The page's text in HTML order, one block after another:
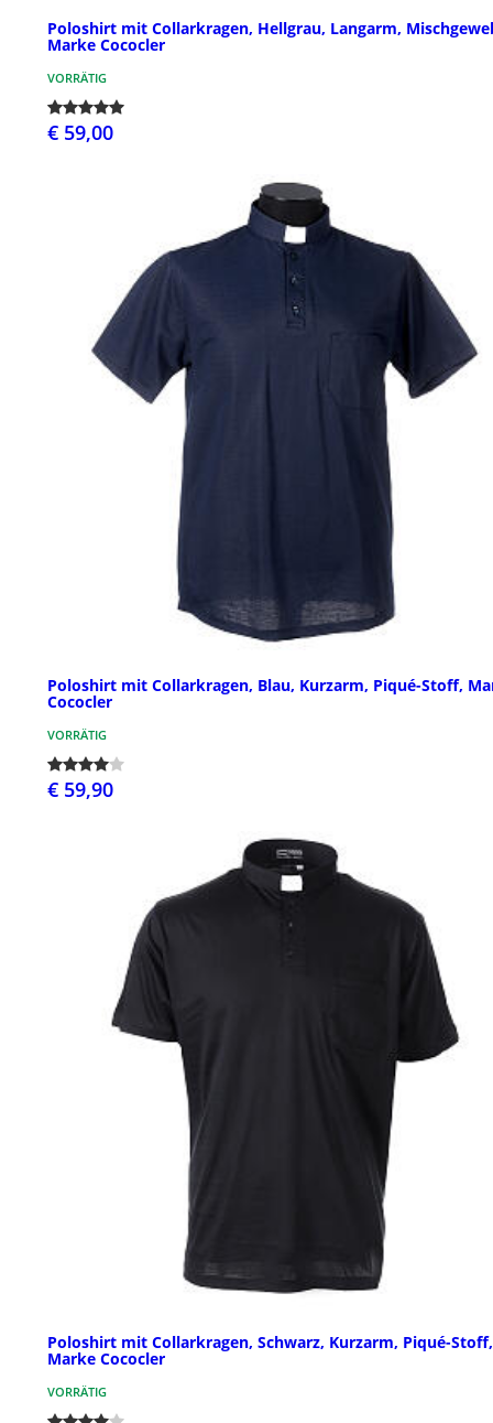
Poloshirt mit Collarkragen, Hellgrau, Langarm,
Marke Cococler
VORRÄTIG
€ 59,00
Poloshirt mit Collarkragen, Blau, Kurzarm, Piqué-Stoff,
Cococler
VORRÄTIG
€ 59,90
Poloshirt mit Collarkragen, Schwarz, Kurzarm, Piqué-Stoff,
Marke Cococler
VORRÄTIG